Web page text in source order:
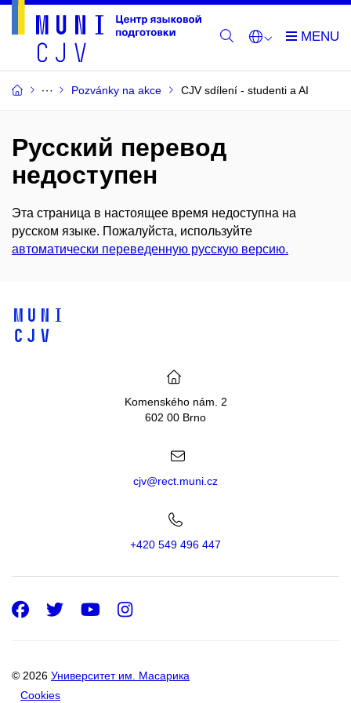
Pozvánky na akce CJV sdílení - studenti a AI
Русский перевод
недоступен
Эта страница в настоящее время недоступна на
русском языке. Пожалуйста, используйте
автоматически переведенную русскую версию.
MUNI
CJV
Komenského nám. 2
602 00 Brno
cjv@rect.muni.cz
+420 549 496 447
© 2026 Университет им. Масарика
Cookies
Facebook
Twitter
Youtube
Instagram